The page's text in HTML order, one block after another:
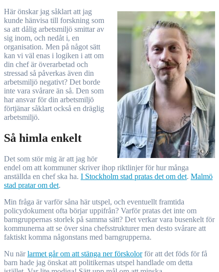
Här önskar jag såklart att jag
kunde hänvisa till forskning som
sa att dålig arbetsmiljö smittar av
sig inom, och nedåt i, en
organisation. Men på något sätt
kan vi väl enas i logiken i att om
din chef är överarbetad och
stressad så påverkas även din
arbetsmiljö negativt? Det borde
inte vara svårare än så. Den som
har ansvar för din arbetsmiljö
förtjänar såklart också en dräglig
arbetsmiljö.
Så himla enkelt
Det som stör mig är att jag hör
endel om att kommuner skriver ihop riktlinjer för hur många
anställda en chef ska ha. I Stockholm stad pratas det om det. Malmö
stad pratar om det.
Min fråga är varför såna här utspel, och eventuellt framtida
policydokument ofta börjar uppifrån? Varför pratas det inte om
barngruppernas storlek på samma sätt? Det verkar vara busenkelt för
kommunerna att se över sina chefsstrukturer men desto svårare att
faktiskt komma någonstans med barngrupperna.
Nu närlarmet går om att stänga ner förskolorför att det föds för få
barn hade jag önskat att politikernas utspel handlade om detta